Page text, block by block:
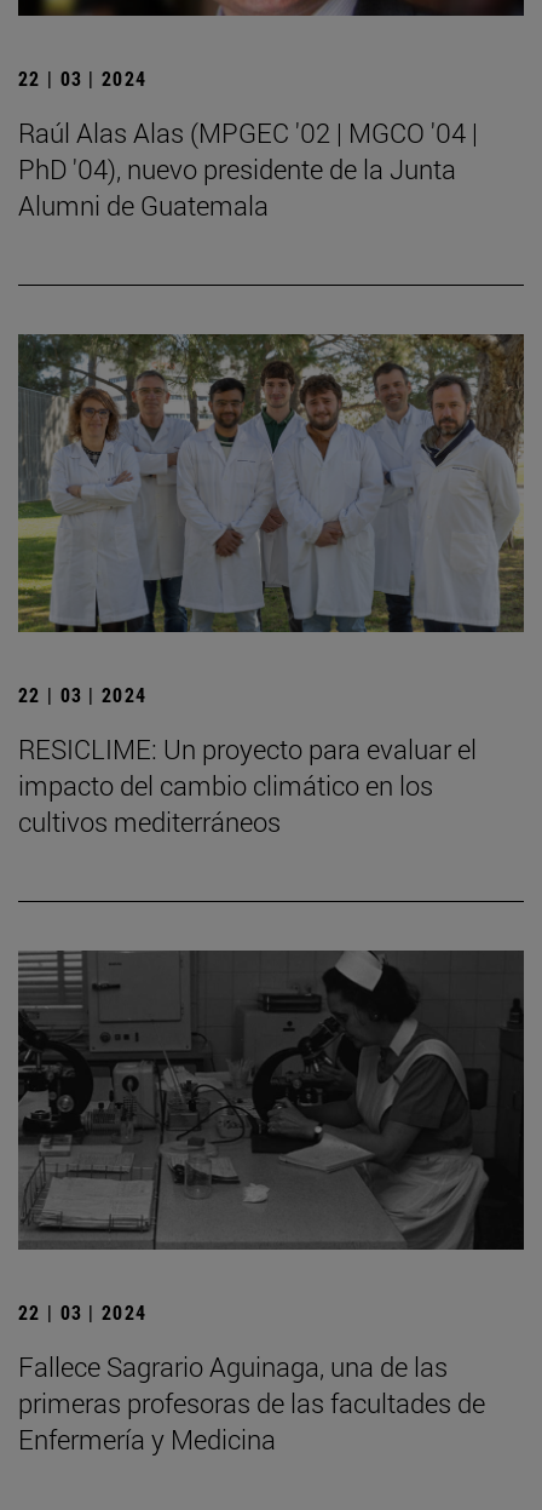
22 | 03 | 2024
Raúl Alas Alas (MPGEC '02 | MGCO '04 |
PhD '04), nuevo presidente de la Junta
Alumni de Guatemala
22 | 03 | 2024
RESICLIME: Un proyecto para evaluar el
impacto del cambio climático en los
cultivos mediterráneos
22 | 03 | 2024
Fallece Sagrario Aguinaga, una de las
primeras profesoras de las facultades de
Enfermería y Medicina